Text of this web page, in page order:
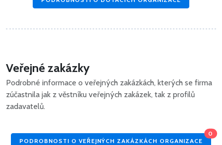
Veřejné zakázky
Podrobné informace o veřejných zakázkách, kterých se firma
zúčastnila jak z věstníku veřejných zakázek, tak z profilů
zadavatelů.
PODROBNOSTI O VEŘEJNÝCH ZAKÁZKÁCH ORGANIZACE
0